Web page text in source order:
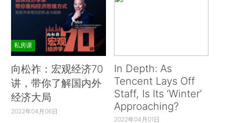
私房课
向松祚：宏观经济70
讲，带你了解国内外
经济大局
2022年04月06日
In Depth: As
Tencent Lays Off
Staff, Is Its ‘Winter’
Approaching?
2022年04月01日